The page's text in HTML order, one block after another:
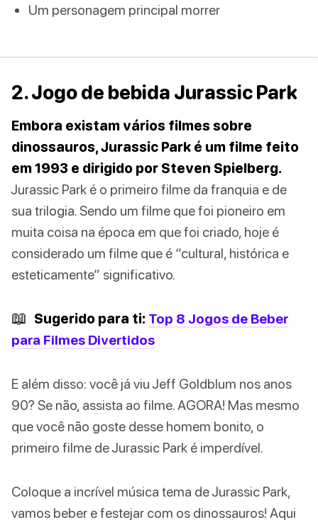
Um personagem principal morrer
2. Jogo de bebida Jurassic Park
Embora existam vários filmes sobre
dinossauros, Jurassic Park é um filme feito
em 1993 e dirigido por Steven Spielberg.
Jurassic Park é o primeiro filme da franquia e de
sua trilogia. Sendo um filme que foi pioneiro em
muita coisa na época em que foi criado, hoje é
considerado um filme que é “cultural, histórica e
esteticamente” significativo.
📖 Sugerido para ti: Top 8 Jogos de Beber
para Filmes Divertidos
E além disso: você já viu Jeff Goldblum nos anos
90? Se não, assista ao filme. AGORA! Mas mesmo
que você não goste desse homem bonito, o
primeiro filme de Jurassic Park é imperdível.
Coloque a incrível música tema de Jurassic Park,
vamos beber e festejar com os dinossauros! Aqui